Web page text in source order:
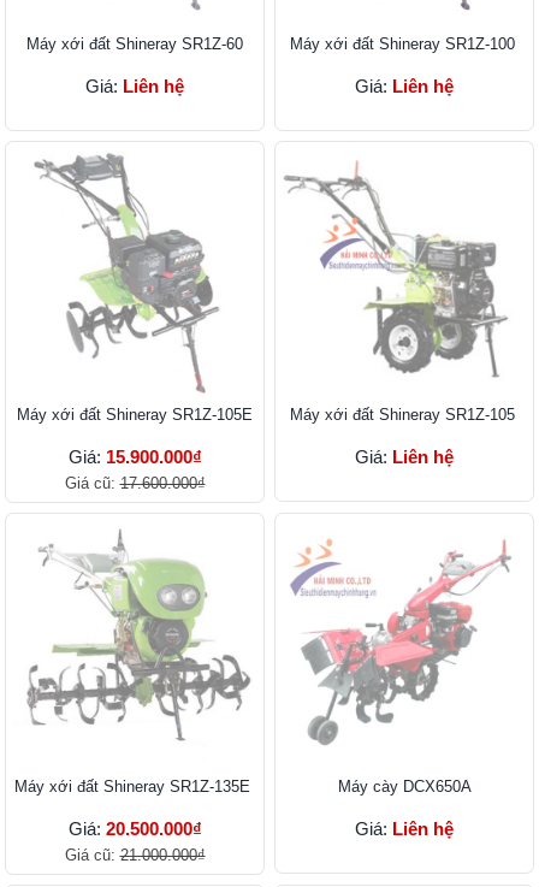
Máy xới đất Shineray SR1Z-60
Giá: Liên hệ
Máy xới đất Shineray SR1Z-100
Giá: Liên hệ
Máy xới đất Shineray SR1Z-105E
Giá: 15.900.000₫
Giá cũ:17.600.000₫
Máy xới đất Shineray SR1Z-105
Giá: Liên hệ
Máy xới đất Shineray SR1Z-135E
Giá: 20.500.000₫
Giá cũ:21.000.000₫
Máy cày DCX650A
Giá: Liên hệ